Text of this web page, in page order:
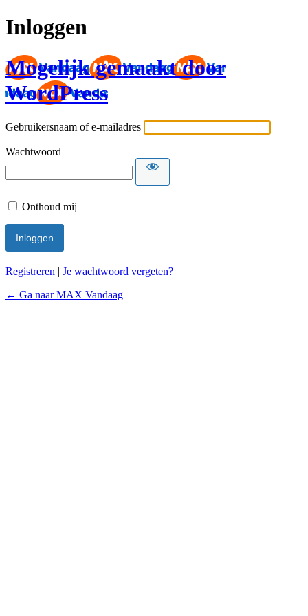
Inloggen
Mogelijk gemaakt door
WordPress
Gebruikersnaam of e-mailadres
Wachtwoord
Onthoud mij
Registreren | Je wachtwoord vergeten?
← Ga naar MAX Vandaag